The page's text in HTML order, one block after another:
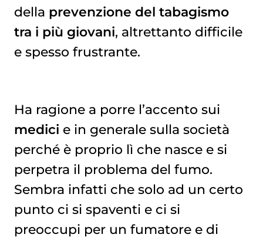
della prevenzione del tabagismo
tra i più giovani, altrettanto difficile
e spesso frustrante.
Ha ragione a porre l’accento sui
medici e in generale sulla società
perché è proprio lì che nasce e si
perpetra il problema del fumo.
Sembra infatti che solo ad un certo
punto ci si spaventi e ci si
preoccupi per un fumatore e di